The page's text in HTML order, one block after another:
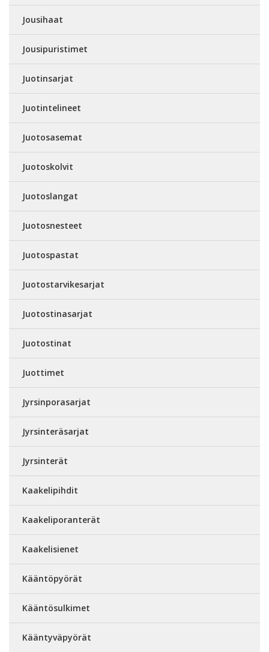
Jousihaat
Jousipuristimet
Juotinsarjat
Juotintelineet
Juotosasemat
Juotoskolvit
Juotoslangat
Juotosnesteet
Juotospastat
Juotostarvikesarjat
Juotostinasarjat
Juotostinat
Juottimet
Jyrsinporasarjat
Jyrsinteräsarjat
Jyrsinterät
Kaakelipihdit
Kaakeliporanterät
Kaakelisienet
Kääntöpyörät
Kääntösulkimet
Kääntyväpyörät